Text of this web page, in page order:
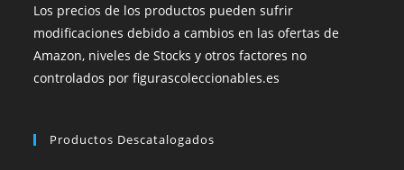
Los precios de los productos pueden sufrir
modificaciones debido a cambios en las ofertas de
Amazon, niveles de Stocks y otros factores no
controlados por figurascoleccionables.es
Productos Descatalogados